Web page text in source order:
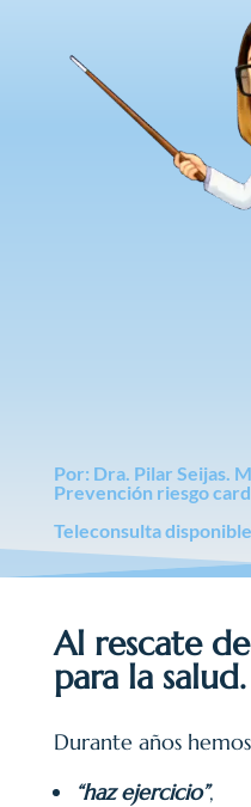
Por: Dra. Pilar Seijas.
Prevención riesgo
Teleconsulta disponible
Al rescate
para la salud.
Durante años
“haz ejercicio”,